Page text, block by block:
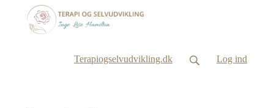
Terapiogselvudvikling.dk Log ind